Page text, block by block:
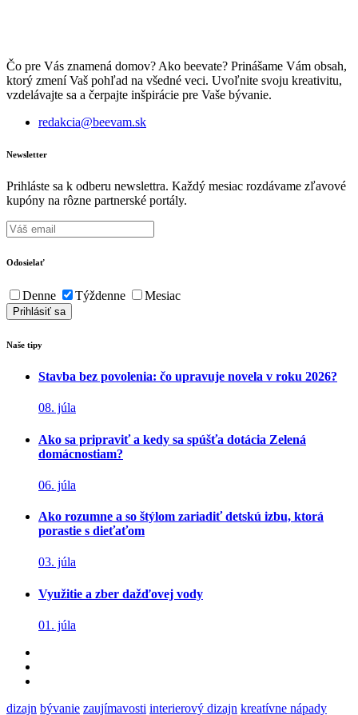
Čo pre Vás znamená domov? Ako beevate? Prinášame Vám obsah,
ktorý zmení Vaš pohľad na všedné veci. Uvoľnite svoju kreativitu,
vzdelávajte sa a čerpajte inšpirácie pre Vaše bývanie.
redakcia@beevam.sk
Newsletter
Prihláste sa k odberu newslettra. Každý mesiac rozdávame zľavové
kupóny na rôzne partnerské portály.
Odosielať
Denne Týždenne Mesiac
Naše tipy
Stavba bez povolenia: čo upravuje novela v roku 2026?
08. júla
Ako sa pripraviť a kedy sa spúšťa dotácia Zelená
domácnostiam?
06. júla
Ako rozumne a so štýlom zariadiť detskú izbu, ktorá
porastie s dieťaťom
03. júla
Využitie a zber dažďovej vody
01. júla
dizajn bývanie zaujímavosti interierový dizajn kreatívne nápady